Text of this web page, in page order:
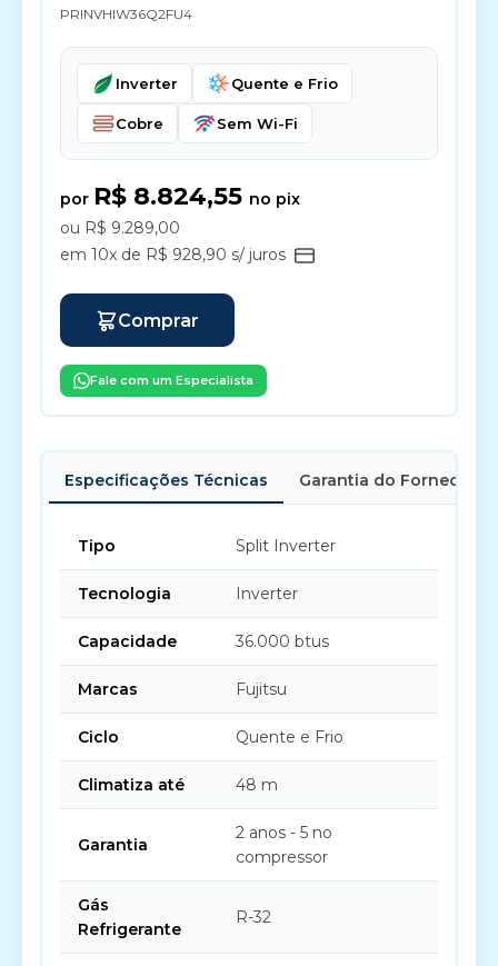
PRINVHIW36Q2FU4
Inverter Quente e Frio
Cobre Sem Wi-Fi
por R$ 8.824,55 no pix
ou R$ 9.289,00
em 10x de R$ 928,90 s/ juros
Comprar
Fale com um Especialista
Especificações Técnicas Garantia do Fornecedor
Tipo Split Inverter
Tecnologia Inverter
Capacidade 36.000 btus
Marcas Fujitsu
Ciclo Quente e Frio
Climatiza até 48 m
Garantia
2 anos - 5 no
compressor
Gás
Refrigerante
R-32